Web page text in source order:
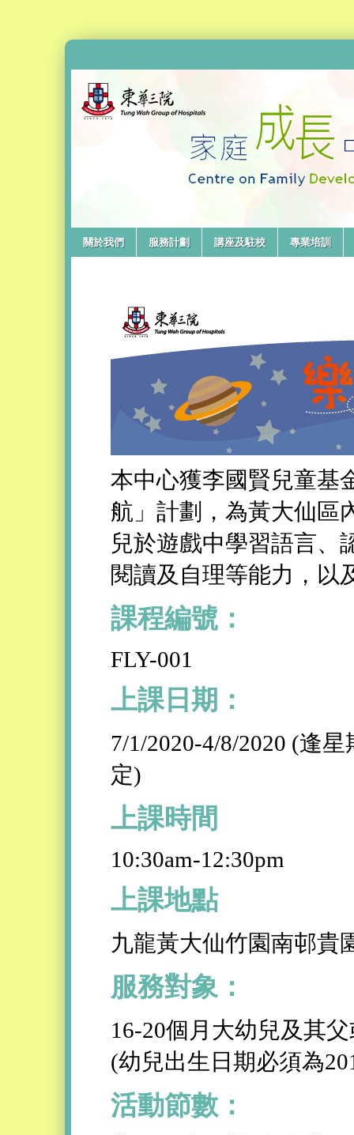
關於我們 服務計劃 講座及駐校 專業培訓
本中心獲李國賢兒童基
航」計劃，為黃大仙區
兒於遊戲中學習語言、
閱讀及自理等能力，以
課程編號：
FLY-001
上課日期：
7/1/2020-4/8/2020 (逢
定)
上課時間
10:30am-12:30pm
上課地點
九龍黃大仙竹園南邨貴
服務對象：
16-20個月大幼兒及其
(幼兒出生日期必須為
活動節數：